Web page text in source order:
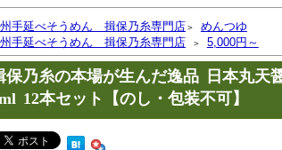
手延べそうめん 揖保乃糸専門店＞
めんつゆ
手延べそうめん 揖保乃糸専門店
＞ 5,000円～
保乃糸の本場が生んだ逸品 日本丸天
12本セット【のし・包装不可】